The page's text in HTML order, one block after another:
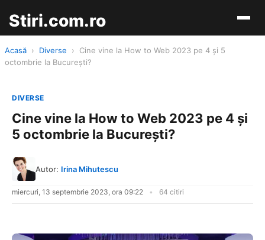
Stiri.com.ro
Acasă › Diverse ›
Cine vine la How to Web 2023 pe 4 și 5
octombrie la București?
DIVERSE
Cine vine la How to Web 2023 pe 4 și
5 octombrie la București?
Autor: Irina Mihutescu
miercuri, 13 septembrie 2023, ora 09:22 64 citiri